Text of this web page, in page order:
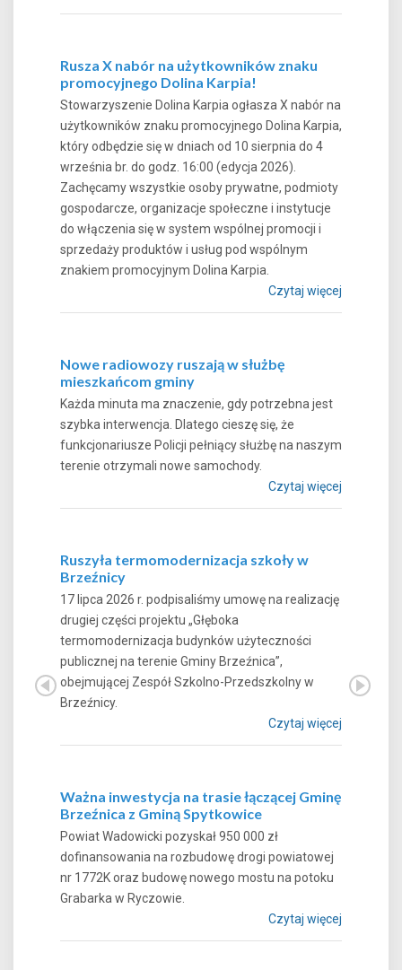
Rusza X nabór na użytkowników znaku
promocyjnego Dolina Karpia!
Stowarzyszenie Dolina Karpia ogłasza X nabór na
użytkowników znaku promocyjnego Dolina Karpia,
który odbędzie się w dniach od 10 sierpnia do 4
września br. do godz. 16:00 (edycja 2026).
Zachęcamy wszystkie osoby prywatne, podmioty
gospodarcze, organizacje społeczne i instytucje
do włączenia się w system wspólnej promocji i
sprzedaży produktów i usług pod wspólnym
znakiem promocyjnym Dolina Karpia.
Czytaj więcej
Nowe radiowozy ruszają w służbę
mieszkańcom gminy
Każda minuta ma znaczenie, gdy potrzebna jest
szybka interwencja. Dlatego cieszę się, że
funkcjonariusze Policji pełniący służbę na naszym
terenie otrzymali nowe samochody.
Czytaj więcej
Ruszyła termomodernizacja szkoły w
Brzeźnicy
17 lipca 2026 r. podpisaliśmy umowę na realizację
drugiej części projektu „Głęboka
termomodernizacja budynków użyteczności
publicznej na terenie Gminy Brzeźnica”,
obejmującej Zespół Szkolno-Przedszkolny w
Brzeźnicy.
Czytaj więcej
Ważna inwestycja na trasie łączącej Gminę
Brzeźnica z Gminą Spytkowice
Powiat Wadowicki pozyskał 950 000 zł
dofinansowania na rozbudowę drogi powiatowej
nr 1772K oraz budowę nowego mostu na potoku
Grabarka w Ryczowie.
Czytaj więcej